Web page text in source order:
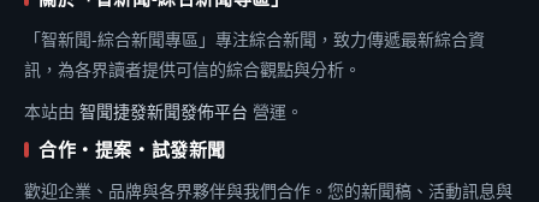
「智新聞-綜合新聞專區」專注綜合新聞，致力傳遞最新綜合資
訊，為各界讀者提供可信的綜合觀點與分析。
本站由 智聞捷發新聞發佈平台 營運。
合作・提案・試發新聞
歡迎企業、品牌與各界夥伴與我們合作。您的新聞稿、活動訊息與